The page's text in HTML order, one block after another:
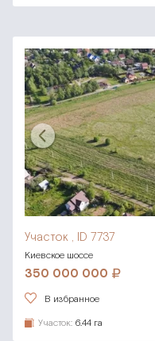
Участок , ID 7737
Киевское шоссе
350 000 000
В избранное
Участок: 6.44 га